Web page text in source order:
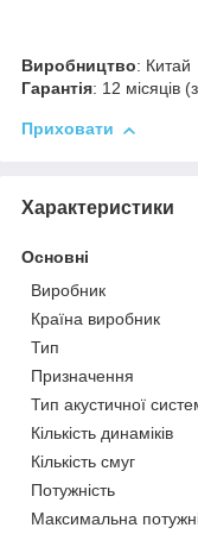
Виробництво: Китай
Гарантія: 12 місяців
Приховати
Характеристики
Основні
Виробник
Країна виробник
Тип
Призначення
Тип акустичної
Кількість динаміків
Кількість смуг
Потужність
Максимальна